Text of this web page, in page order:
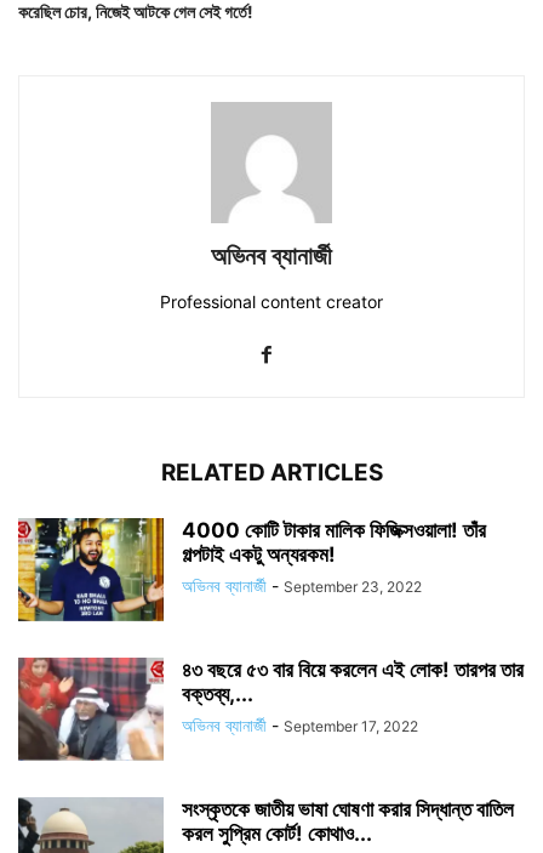
করেছিল চোর, নিজেই আটকে গেল সেই গর্তে!
অভিনব ব্যানার্জী
Professional content creator
RELATED ARTICLES
4000 কোটি টাকার মালিক ফিজিক্সওয়ালা! তাঁর
গল্পটাই একটু অন্যরকম!
অভিনব ব্যানার্জী - September 23, 2022
৪৩ বছরে ৫৩ বার বিয়ে করলেন এই লোক! তারপর তার
বক্তব্য,...
অভিনব ব্যানার্জী - September 17, 2022
সংস্কৃতকে জাতীয় ভাষা ঘোষণা করার সিদ্ধান্ত বাতিল
করল সুপ্রিম কোর্ট! কোথাও...